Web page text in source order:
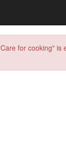
for cooking"